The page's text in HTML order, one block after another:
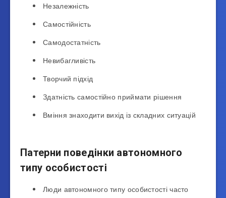
Незалежність
Самостійність
Самодостатність
Невибагливість
Творчий підхід
Здатність самостійно приймати рішення
Вміння знаходити вихід із складних ситуацій
Патерни поведінки автономного
типу особистості
Люди автономного типу особистості часто